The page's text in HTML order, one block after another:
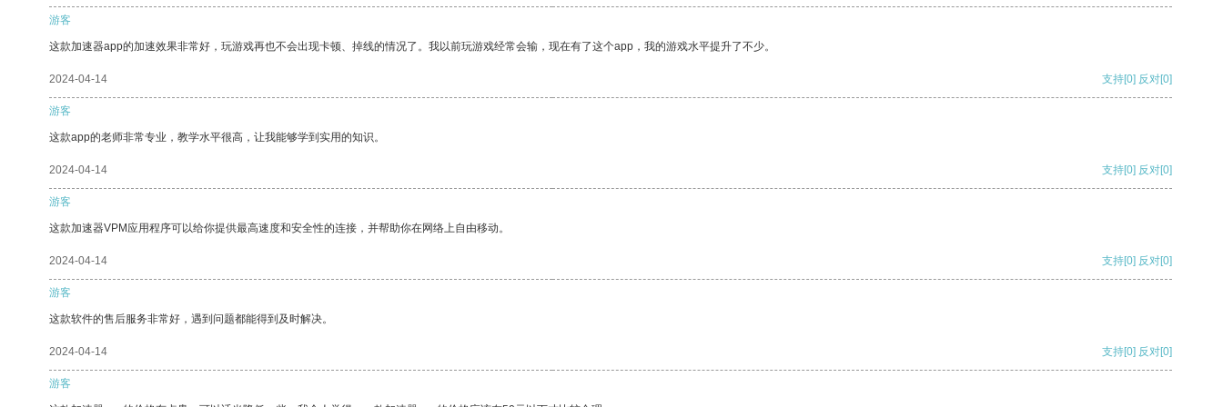
游客
这款加速器app的加速效果非常好，玩游戏再也不会出现卡顿、掉线的情况了。我以前玩游戏经常会输，现在有了这个app，我的游戏水平提升了不少。
2024-04-14 支持[0] 反对[0]
游客
这款app的老师非常专业，教学水平很高，让我能够学到实用的知识。
2024-04-14 支持[0] 反对[0]
游客
这款加速器VPM应用程序可以给你提供最高速度和安全性的连接，并帮助你在网络上自由移动。
2024-04-14 支持[0] 反对[0]
游客
这款软件的售后服务非常好，遇到问题都能得到及时解决。
2024-04-14 支持[0] 反对[0]
游客